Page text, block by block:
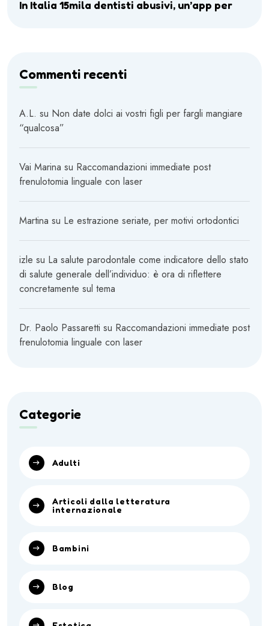
In Italia 15mila dentisti abusivi, un’app per
Commenti recenti
A.L. su Non date dolci ai vostri figli per fargli mangiare
“qualcosa”
Vai Marina su Raccomandazioni immediate post
frenulotomia linguale con laser
Martina su Le estrazione seriate, per motivi ortodontici
izle su La salute parodontale come indicatore dello stato
di salute generale dell’individuo: è ora di riflettere
concretamente sul tema
Dr. Paolo Passaretti su Raccomandazioni immediate post
frenulotomia linguale con laser
Categorie
Adulti
Articoli dalla letteratura
internazionale
Bambini
Blog